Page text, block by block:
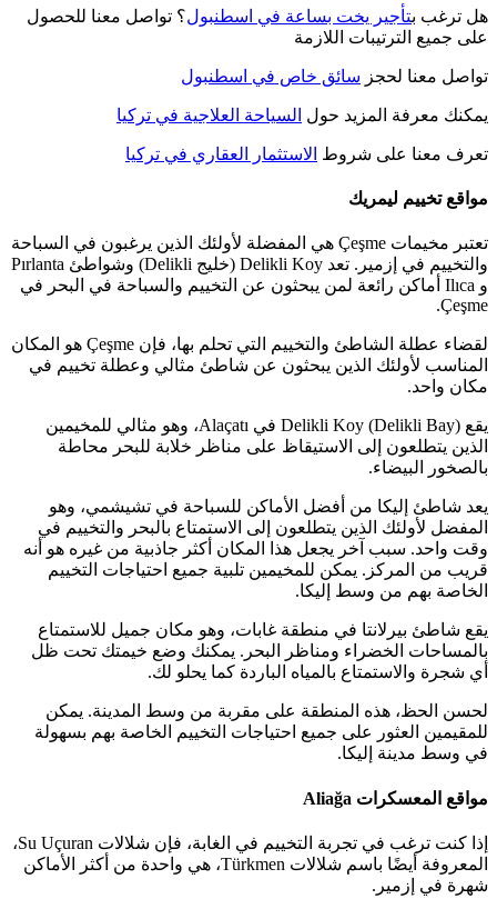
هل ترغب بتأجير يخت بساعة في اسطنبول؟ تواصل معنا للحصول
على جميع الترتيبات اللازمة
تواصل معنا لحجز سائق خاص في اسطنبول
يمكنك معرفة المزيد حول السياحة العلاجية في تركيا
تعرف معنا على شروط الاستثمار العقاري في تركيا
مواقع تخييم ليمريك
تعتبر مخيمات Çeşme هي المفضلة لأولئك الذين يرغبون في السباحة
والتخييم في إزمير. تعد Delikli Koy (خليج Delikli) وشواطئ Pırlanta
و Ilıca أماكن رائعة لمن يبحثون عن التخييم والسباحة في البحر في
Çeşme.
لقضاء عطلة الشاطئ والتخييم التي تحلم بها، فإن Çeşme هو المكان
المناسب لأولئك الذين يبحثون عن شاطئ مثالي وعطلة تخييم في
مكان واحد.
يقع Delikli Koy (Delikli Bay) في Alaçatı، وهو مثالي للمخيمين
الذين يتطلعون إلى الاستيقاظ على مناظر خلابة للبحر محاطة
بالصخور البيضاء.
يعد شاطئ إليكا من أفضل الأماكن للسباحة في تشيشمي، وهو
المفضل لأولئك الذين يتطلعون إلى الاستمتاع بالبحر والتخييم في
وقت واحد. سبب آخر يجعل هذا المكان أكثر جاذبية من غيره هو أنه
قريب من المركز. يمكن للمخيمين تلبية جميع احتياجات التخييم
الخاصة بهم من وسط إليكا.
يقع شاطئ بيرلانتا في منطقة غابات، وهو مكان جميل للاستمتاع
بالمساحات الخضراء ومناظر البحر. يمكنك وضع خيمتك تحت ظل
أي شجرة والاستمتاع بالمياه الباردة كما يحلو لك.
لحسن الحظ، هذه المنطقة على مقربة من وسط المدينة. يمكن
للمقيمين العثور على جميع احتياجات التخييم الخاصة بهم بسهولة
في وسط مدينة إليكا.
مواقع المعسكرات Aliağa
إذا كنت ترغب في تجربة التخييم في الغابة، فإن شلالات Su Uçuran،
المعروفة أيضًا باسم شلالات Türkmen، هي واحدة من أكثر الأماكن
شهرة في إزمير.